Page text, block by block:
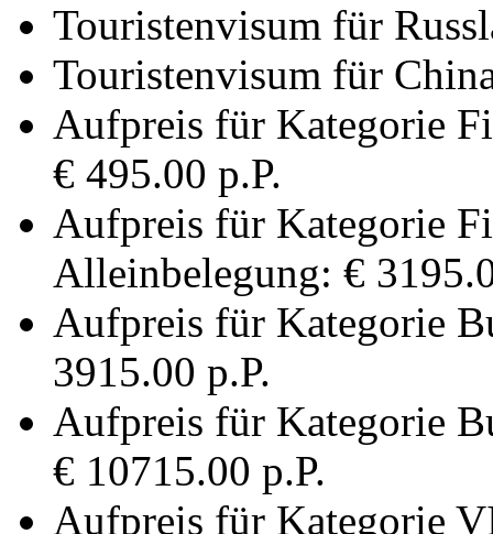
Touristenvisum für
Touristenvisum für
Aufpreis für Kategorie
€ 495.00 p.P.
Aufpreis für Kategorie
Alleinbelegung: €
Aufpreis für Kategorie
3915.00 p.P.
Aufpreis für Kategorie
€ 10715.00 p.P.
Aufpreis für Kategorie